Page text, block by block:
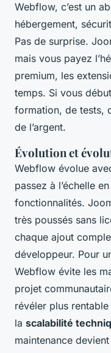
Webflow, c’est un
hébergement,
Pas de surprise.
mais vous payez
premium, les
temps. Si vous
formation, de tests,
de l’argent.
Évolution et
Webflow évolue
passez à l’échelle
fonctionnalités.
très poussés sans
chaque ajout
développeur. Pour
Webflow évite les
projet
révéler plus
la scalabilité
maintenance